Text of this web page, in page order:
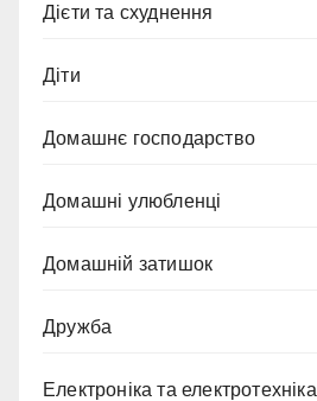
Дієти та схуднення
Діти
Домашнє господарство
Домашні улюбленці
Домашній затишок
Дружба
Електроніка та електротехніка